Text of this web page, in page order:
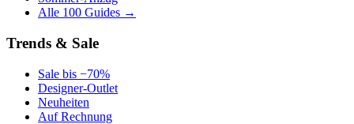
Alle 100 Guides →
Trends & Sale
Sale bis −70%
Designer-Outlet
Neuheiten
Auf Rechnung